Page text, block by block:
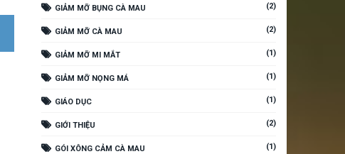
GIẢM MỠ BỤNG CÀ MAU (2)
GIẢM MỠ CÀ MAU (2)
GIẢM MỠ MI MẮT (1)
GIẢM MỠ NỌNG MÁ (1)
GIÁO DỤC (1)
GIỚI THIỆU (2)
GÓI XÔNG CẢM CÀ MAU (1)